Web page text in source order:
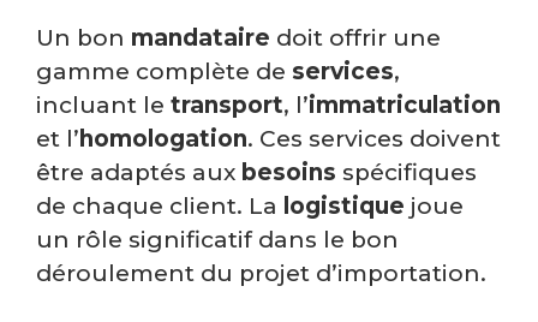
Un bon mandataire doit offrir une
gamme complète de services,
incluant le transport, l’immatriculation
et l’ homologation. Ces services doivent
être adaptés aux besoins spécifiques
de chaque client. La logistique joue
un rôle significatif dans le bon
déroulement du projet d’importation.